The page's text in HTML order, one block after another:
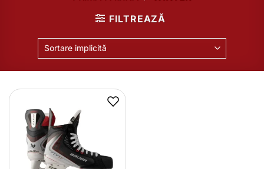
FILTREAZĂ
Sortare implicită